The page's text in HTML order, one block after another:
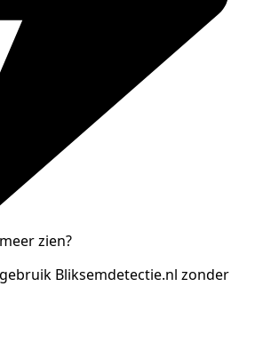
zien?
Bliksemdetectie.nl zonder